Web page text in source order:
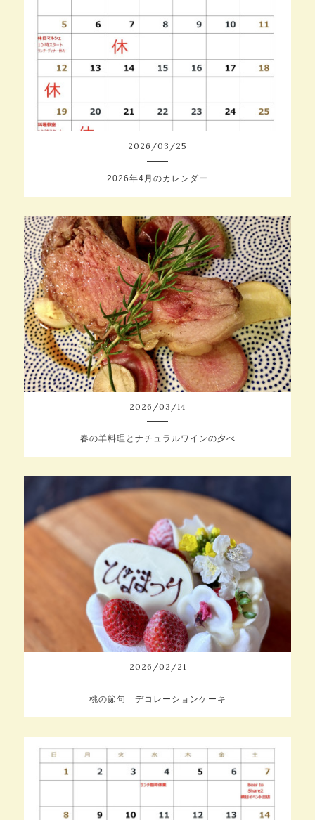
2026 /03 /25
2026年4月のカレンダー
2026 /03 /14
春の羊料理とナチュラルワインの夕べ
2026 /02 /21
桃の節句 デコレーションケーキ